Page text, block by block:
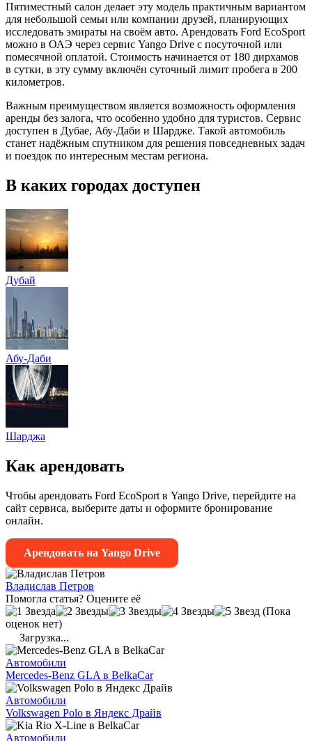
Пятиместный салон делает эту модель практичным вариантом
для небольшой семьи или компании друзей, планирующих
исследовать эмираты на своём авто. Арендовать Ford EcoSport
можно в ОАЭ через сервис Yango Drive с посуточной или
помесячной оплатой. Стоимость начинается от 180 дирхамов
в сутки, в эту сумму включён суточный лимит пробега в 200
километров.
Важным преимуществом является возможность оформления
аренды без залога, что особенно удобно для туристов. Сервис
доступен в Дубае, Абу-Даби и Шардже. Такой автомобиль
станет надёжным спутником для решения повседневных задач
и поездок по интересным местам региона.
В каких городах доступен
Дубай
Абу-Даби
Шарджа
Как арендовать
Чтобы арендовать Ford EcoSport в Yango Drive, перейдите на
сайт сервиса, выберите даты и оформите бронирование
онлайн.
Арендовать на Yango Drive
Владислав Петров
Помогла статья? Оцените её
(Пока
оценок нет)
Загрузка...
Автомобили
Mercedes-Benz GLA в BelkaCar
Автомобили
Volkswagen Polo в Яндекс Драйв
Автомобили